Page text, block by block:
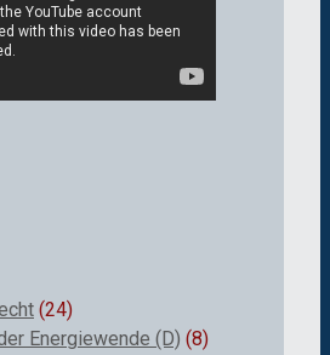
(24)
Energiewende (D) (8)